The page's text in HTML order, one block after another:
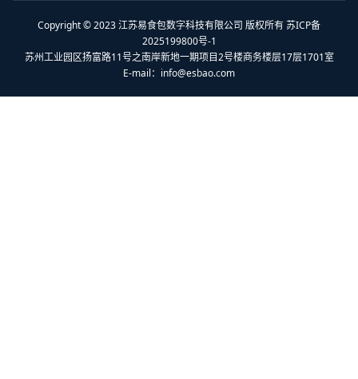
Copyright © 2023 江苏易食包数字科技有限公司 版权所有 苏ICP备
2025199800号-1
苏州工业园区扬富路11号之南岸新地一期项目2号楼商务楼层17层1701室
E-mail： info@esbao.com